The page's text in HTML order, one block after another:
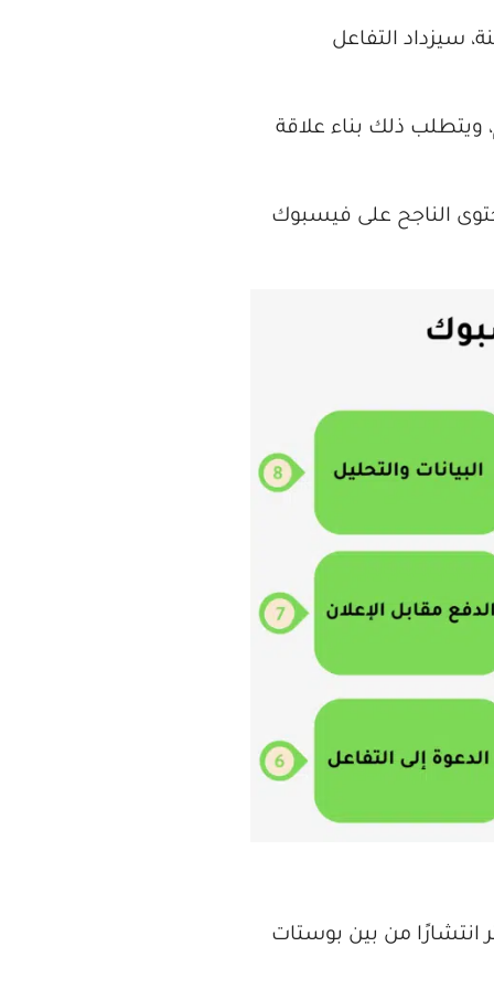
سيزداد التفاعل
ويتطلب ذلك بناء علاقة
الناجح على فيسبوك
انتشارًا من بين بوستات